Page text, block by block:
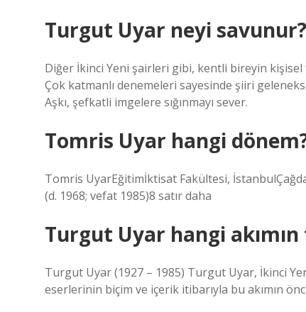
Turgut Uyar neyi savunur?
Diğer İkinci Yeni şairleri gibi, kentli bireyin
Çok katmanlı denemeleri sayesinde şiiri
Aşkı, şefkatli imgelere sığınmayı sever.
Tomris Uyar hangi
Tomris UyarEğitimİktisat Fakültesi,
(d. 1968; vefat 1985)8 satır daha
Turgut Uyar hangi
Turgut Uyar (1927 – 1985) Turgut Uyar, İkinci
eserlerinin biçim ve içerik itibarıyla bu akımın